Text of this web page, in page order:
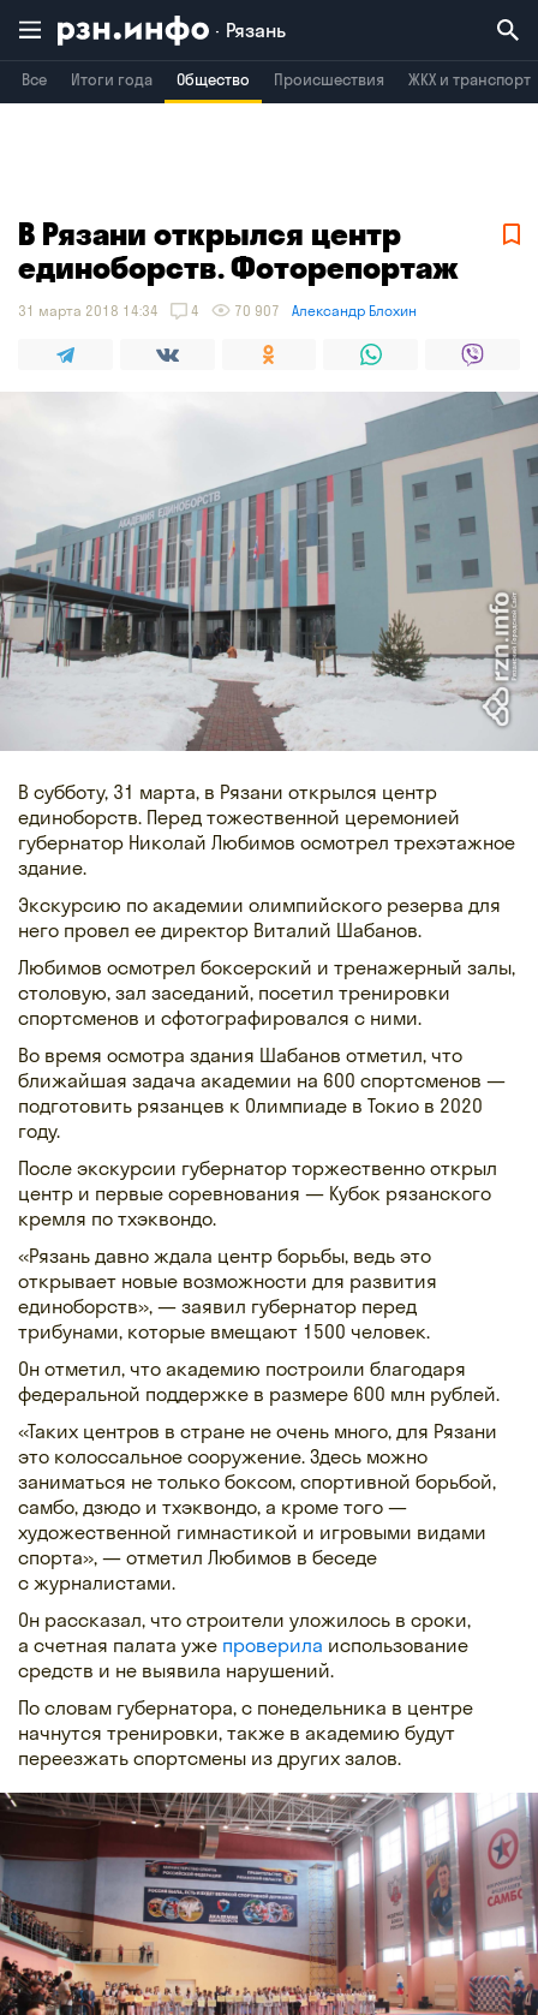
Рязань
Все Итоги года Общество Происшествия ЖКХ и транспорт
Воронеж Брянск
В Рязани открылся центр
единоборств. Фоторепортаж
31 марта 2018 14:34 4 70 907 Александр Блохин
В субботу, 31 марта, в Рязани открылся центр
единоборств. Перед тожественной церемонией
губернатор Николай Любимов осмотрел трехэтажное
здание.
Экскурсию по академии олимпийского резерва для
него провел ее директор Виталий Шабанов.
Любимов осмотрел боксерский и тренажерный залы,
столовую, зал заседаний, посетил тренировки
спортсменов и сфотографировался с ними.
Во время осмотра здания Шабанов отметил, что
ближайшая задача академии на 600 спортсменов —
подготовить рязанцев к Олимпиаде в Токио в 2020
году.
После экскурсии губернатор торжественно открыл
центр и первые соревнования — Кубок рязанского
кремля по тхэквондо.
«Рязань давно ждала центр борьбы, ведь это
открывает новые возможности для развития
единоборств», — заявил губернатор перед
трибунами, которые вмещают 1500 человек.
Он отметил, что академию построили благодаря
федеральной поддержке в размере 600 млн рублей.
«Таких центров в стране не очень много, для Рязани
это колоссальное сооружение. Здесь можно
заниматься не только боксом, спортивной борьбой,
самбо, дзюдо и тхэквондо, а кроме того —
художественной гимнастикой и игровыми видами
спорта», — отметил Любимов в беседе
с журналистами.
Он рассказал, что строители уложилось в сроки,
а счетная палата уже проверила использование
средств и не выявила нарушений.
По словам губернатора, с понедельника в центре
начнутся тренировки, также в академию будут
переезжать спортсмены из других залов.